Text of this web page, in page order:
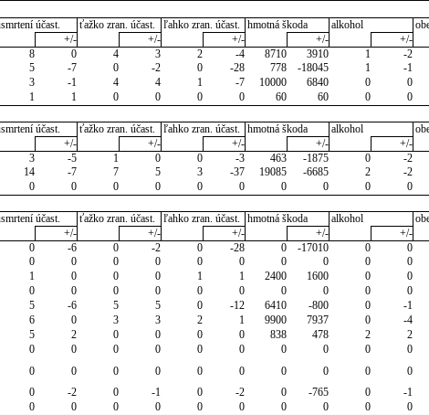
účast. ťažko zran. účast. ľahko zran. účast. hmotná škoda alkohol
+/- +/- +/- +/- +/-
8 0 4 3 2 -4 8710 3910 1 -2
5 -7 0 -2 0 -28 778 -18045 1 -1
3 -1 4 4 1 -7 10000 6840 0 0
1 1 0 0 0 0 60 60 0 0
účast. ťažko zran. účast. ľahko zran. účast. hmotná škoda alkohol
+/- +/- +/- +/- +/-
3 -5 1 0 0 -3 463 -1875 0 -2
14 -7 7 5 3 -37 19085 -6685 2 -2
0 0 0 0 0 0 0 0 0 0
účast. ťažko zran. účast. ľahko zran. účast. hmotná škoda alkohol
+/- +/- +/- +/- +/-
0 -6 0 -2 0 -28 0 -17010 0 0
0 0 0 0 0 0 0 0 0 0
1 0 0 0 1 1 2400 1600 0 0
0 0 0 0 0 0 0 0 0 0
5 -6 5 5 0 -12 6410 -800 0 -1
6 0 3 3 2 1 9900 7937 0 -4
5 2 0 0 0 0 838 478 2 2
0 0 0 0 0 0 0 0 0 0
0 0 0 0 0 0 0 0 0 0
0 -2 0 -1 0 -2 0 -765 0 -1
0 0 0 0 0 0 0 0 0 0